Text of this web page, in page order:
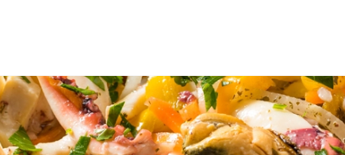
La référence de l'anchois
L’ANCHOIS
LE SAVIEZ-VOUS ?